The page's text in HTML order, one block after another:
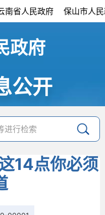
南省人民政府 保山市人
政府
公开
14点你必须